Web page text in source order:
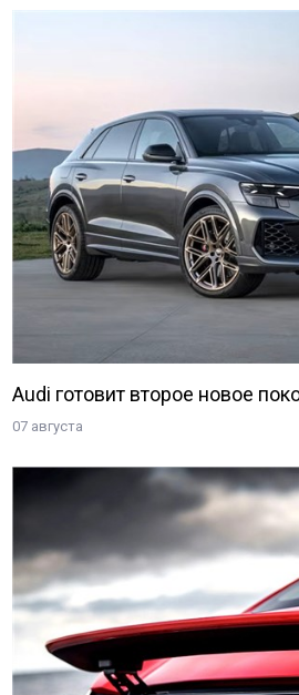
Audi готовит второе новое
07 августа